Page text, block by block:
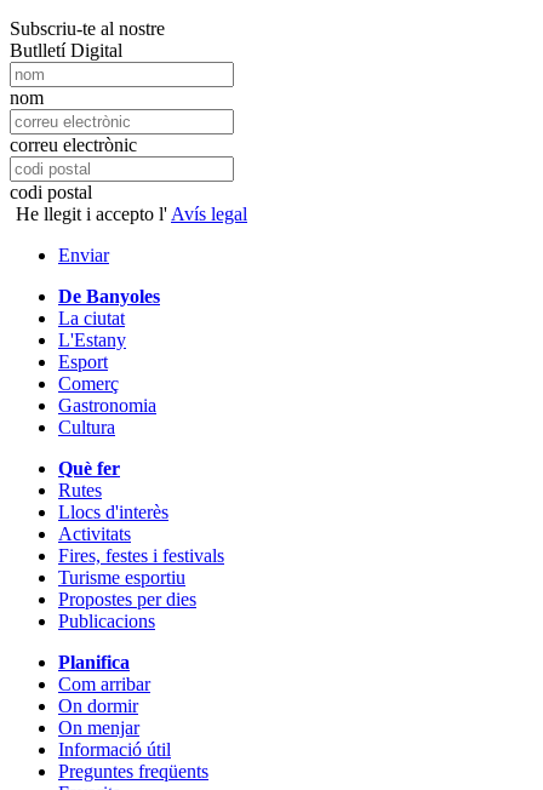
Subscriu-te al nostre
Butlletí Digital
nom
correu electrònic
codi postal
He llegit i accepto l' Avís legal
Enviar
De Banyoles
La ciutat
L'Estany
Esport
Comerç
Gastronomia
Cultura
Què fer
Rutes
Llocs d'interès
Activitats
Fires, festes i festivals
Turisme esportiu
Propostes per dies
Publicacions
Planifica
Com arribar
On dormir
On menjar
Informació útil
Preguntes freqüents